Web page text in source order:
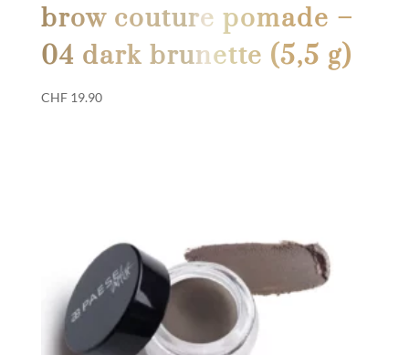
brow couture pomade –
04 dark brunette (5,5 g)
CHF19.90